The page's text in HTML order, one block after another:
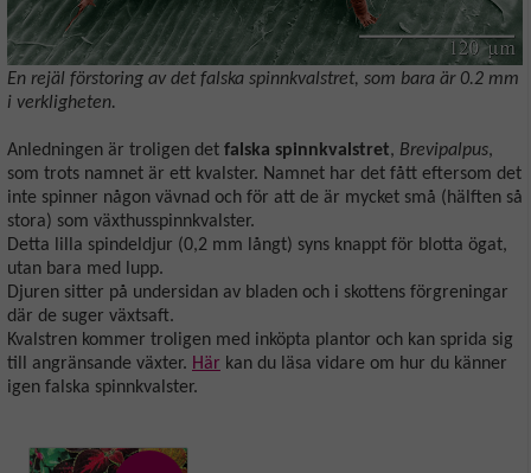
En rejäl förstoring av det falska spinnkvalstret, som bara är 0.2 mm
i verkligheten.
Anledningen är troligen det falska spinnkvalstret, Brevipalpus,
som trots namnet är ett kvalster. Namnet har det fått eftersom det
inte spinner någon vävnad och för att de är mycket små (hälften så
stora) som växthusspinnkvalster.
Detta lilla spindeldjur (0,2 mm långt) syns knappt för blotta ögat,
utan bara med lupp.
Djuren sitter på undersidan av bladen och i skottens förgreningar
där de suger växtsaft.
Kvalstren kommer troligen med inköpta plantor och kan sprida sig
till angränsande växter. Här kan du läsa vidare om hur du känner
igen falska spinnkvalster.